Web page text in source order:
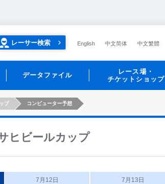
レーサー検索 English 中文简体 中文繁體
データファイル
レース場・
チケットショップ
プ コンピューター予想
ヒビールカップ
7月12日 7月13日